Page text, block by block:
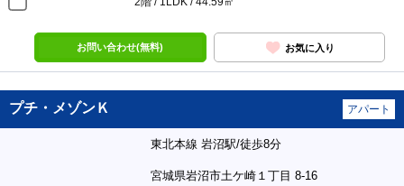
お問い合わせ(無料) お気に入り
プチ・メゾンＫ アパート
東北本線 岩沼駅/徒歩8分
宮城県岩沼市土ケ崎１丁目 8-16